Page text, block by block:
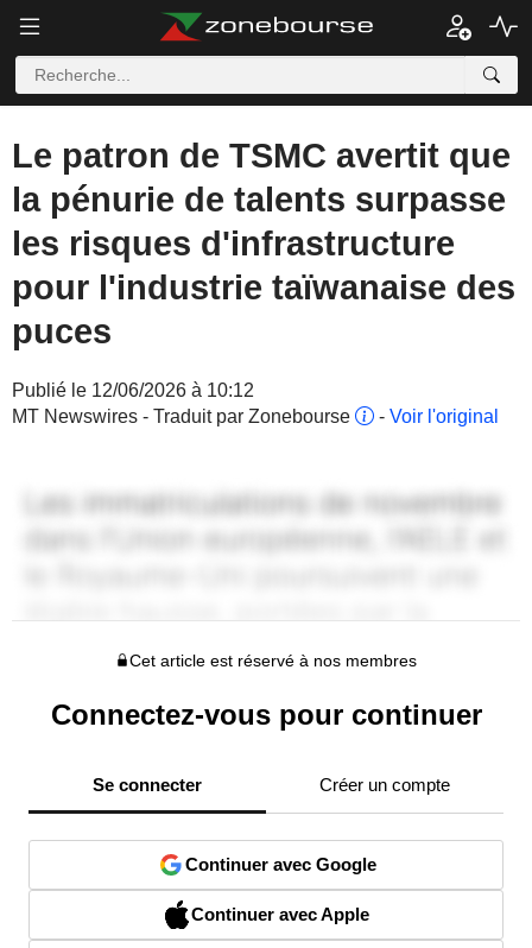
Le patron de TSMC avertit que
la pénurie de talents surpasse
les risques d'infrastructure
pour l'industrie taïwanaise des
puces
Publié le 12/06/2026 à 10:12
MT Newswires - Traduit par Zonebourse
- Voir l'original
Cet article est réservé à nos membres
Connectez-vous pour continuer
Se connecter Créer un compte
Continuer avec Google
Continuer avec Apple